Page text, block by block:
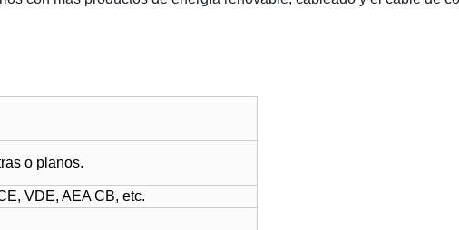
o planos.
VDE, AEA CB, etc.